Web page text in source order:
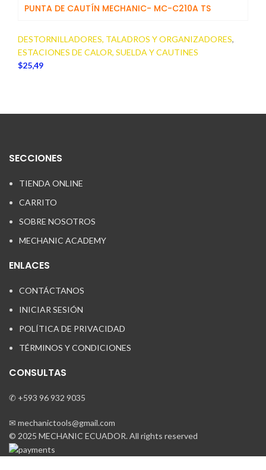
PUNTA DE CAUTÍN MECHANIC- MC-C210A TS
DESTORNILLADORES, TALADROS Y ORGANIZADORES,
ESTACIONES DE CALOR, SUELDA Y CAUTINES
$25,49
SECCIONES
TIENDA ONLINE
CARRITO
SOBRE NOSOTROS
MECHANIC ACADEMY
ENLACES
CONTÁCTANOS
INICIAR SESIÓN
POLÍTICA DE PRIVACIDAD
TÉRMINOS Y CONDICIONES
CONSULTAS
✆ +593 96 932 9035
✉ mechanictools@gmail.com
© 2025 MECHANIC ECUADOR. All rights reserved